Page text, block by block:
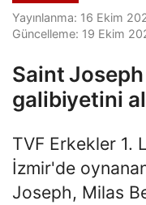
Yayınlanma: 16 Ekim
Güncelleme: 19 Ekim
Saint
galibiyetini
TVF Erkekler 1.
İzmir'de
Joseph, Milas